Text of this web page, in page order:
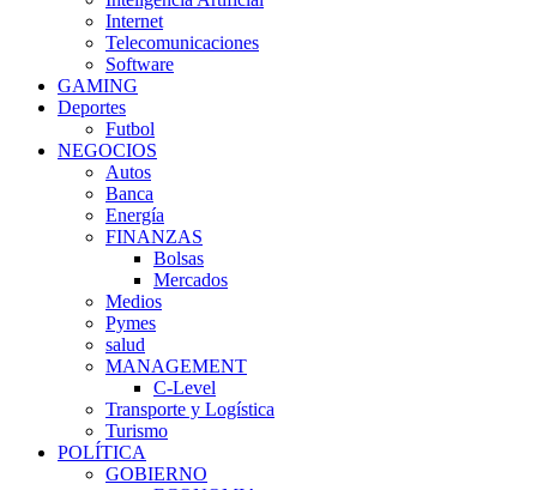
Internet
Telecomunicaciones
Software
GAMING
Deportes
Futbol
NEGOCIOS
Autos
Banca
Energía
FINANZAS
Bolsas
Mercados
Medios
Pymes
salud
MANAGEMENT
C-Level
Transporte y Logística
Turismo
POLÍTICA
GOBIERNO